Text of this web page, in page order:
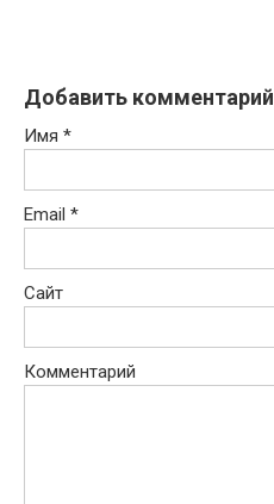
Добавить комментарий
Имя *
Email *
Сайт
Комментарий